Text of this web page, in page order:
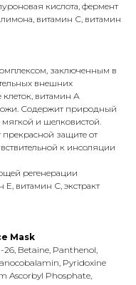
кислота, фермент
витамин С, витамин
заключенным в
внешних
клеток, витамин А
Содержит природный
и шелковистой.
прекрасной защите от
к инсоляции
регенерации
витамин С, экстракт
Mask
26, Betaine, Panthenol,
Pyridoxine
Ascorbyl Phosphate,